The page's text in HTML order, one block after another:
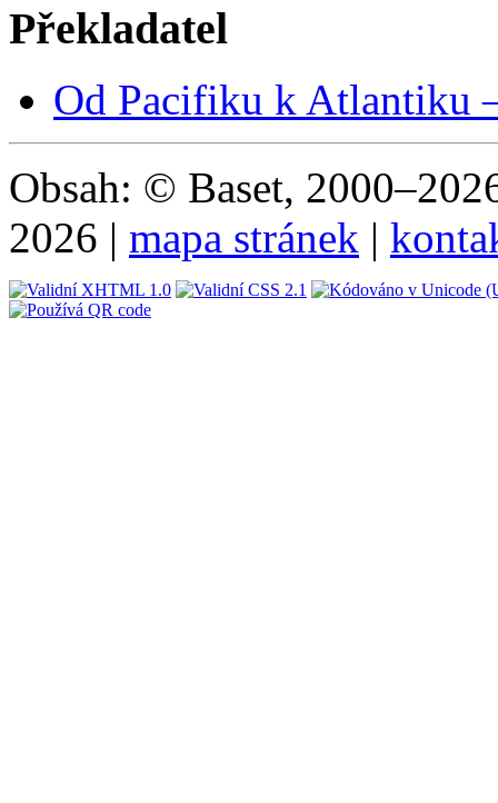
Překladatel
Od Pacifiku k Atlantiku
Obsah: © Baset,
2026 | mapa stránek |